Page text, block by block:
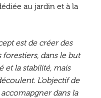
au jardin et à la
est de créer des
dans le but
et la stabilité, mais
L’objectif de
dans la